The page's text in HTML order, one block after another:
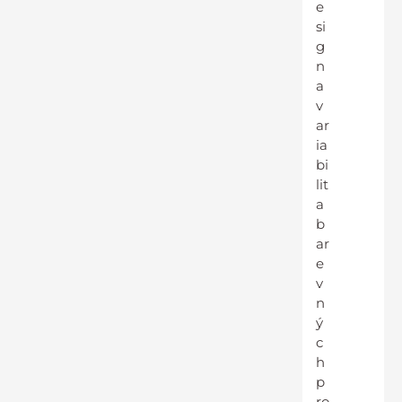
e
si
g
n
a
v
ar
ia
bi
lit
a
b
ar
e
v
n
ý
c
h
p